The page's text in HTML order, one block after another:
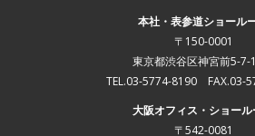
本社・表参道ショール
〒150-0001
東京都渋谷区神宮前5-
TEL.03-5774-8190 FAX.03-
大阪オフィス・ショール
〒542-0081